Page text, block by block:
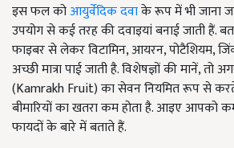
इस फल कोआयुर्वेदिक दवाके रूप में भी जाना
उपयोग से कई तरह की दवाइयां बनाई जाती हैं.
फाइबर से लेकर विटामिन, आयरन, पोटैशियम,
अच्छी मात्रा पाई जाती है. विशेषज्ञों की मानें,
(Kamrakh Fruit) का सेवन नियमित रूप से
बीमारियों का खतरा कम होता है. आइए आपको
फायदों के बारे में बताते हैं.